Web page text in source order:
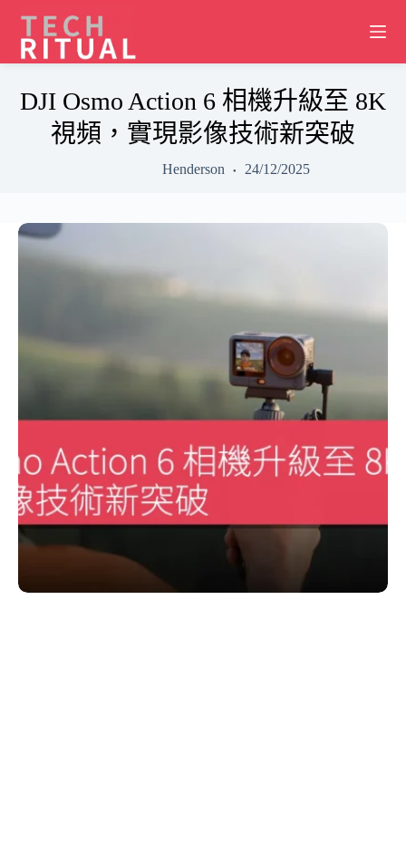
content
DJI Osmo Action 6 相機升級至 8K
視頻，實現影像技術新突破
Henderson 24/12/2025